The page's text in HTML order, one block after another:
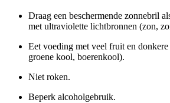
Draag een beschermende zonnebril
met ultraviolette lichtbronnen (zon,
Eet voeding met veel fruit en
groene kool, boerenkool).
Niet roken.
Beperk alcoholgebruik.